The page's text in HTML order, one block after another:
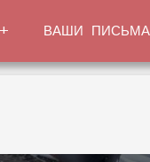
ВАШИ ПИСЬМА